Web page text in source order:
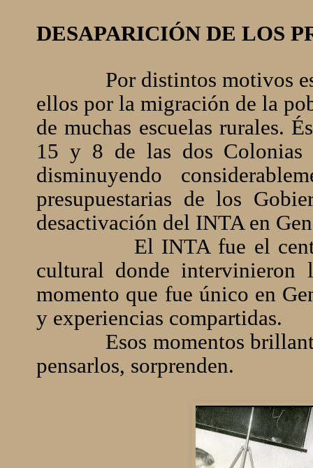
DESAPARICIÓN DE LOS
Por distintos motivos
ellos por la migración de la
de muchas escuelas rurales.
15 y 8 de las dos Colonias
disminuyendo
presupuestarias de los
desactivación del INTA en
El INTA fue el
cultural donde intervinieron
momento que fue único en
y experiencias compartidas.
Esos momentos
pensarlos, sorprenden.